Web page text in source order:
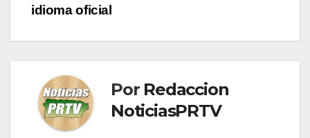
idioma oficial
Por Redaccion
NoticiasPRTV